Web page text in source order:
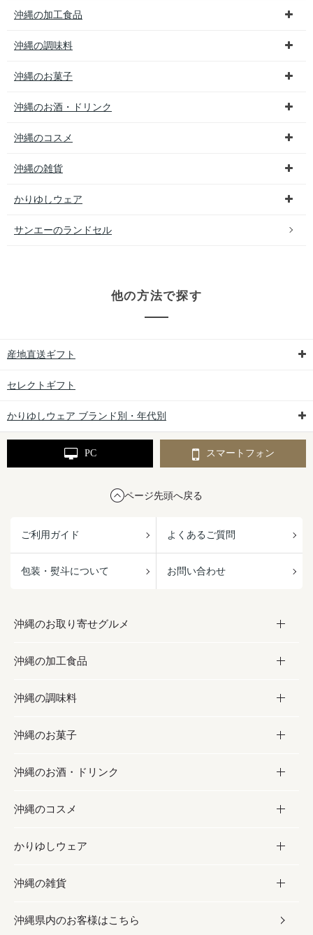
沖縄の加工食品
沖縄の調味料
沖縄のお菓子
沖縄のお酒・ドリンク
沖縄のコスメ
沖縄の雑貨
かりゆしウェア
サンエーのランドセル
他の方法で探す
産地直送ギフト
セレクトギフト
かりゆしウェア ブランド別・年代別
PC スマートフォン
ページ先頭へ戻る
ご利用ガイド よくあるご質問
包装・熨斗について お問い合わせ
沖縄のお取り寄せグルメ
お取り寄せグルメ
フルーツ・野菜
お肉
海産物
沖縄の加工食品
加工食品
缶詰／パウチ
沖縄料理
沖縄そば／乾麺
レトルト食品
乾物／粉類
沖縄の調味料
調味料
砂糖／黒砂糖
塩
お酢／ドレッシング
しょうゆ
みそ
沖縄のお菓子
お菓子
黒糖
ちんすこう
伝統菓子
スナック
沖縄のお酒・ドリンク
お酒・ドリンク
泡盛
ビール・チューハイ
ワイン・ウィスキー・カクテル
沖縄のコスメ
コスメ
スキンケア
ボディケア
かりゆしウェア
かりゆしウェア
メンズ
沖縄の雑貨
雑貨
沖縄県内のお客様はこちら